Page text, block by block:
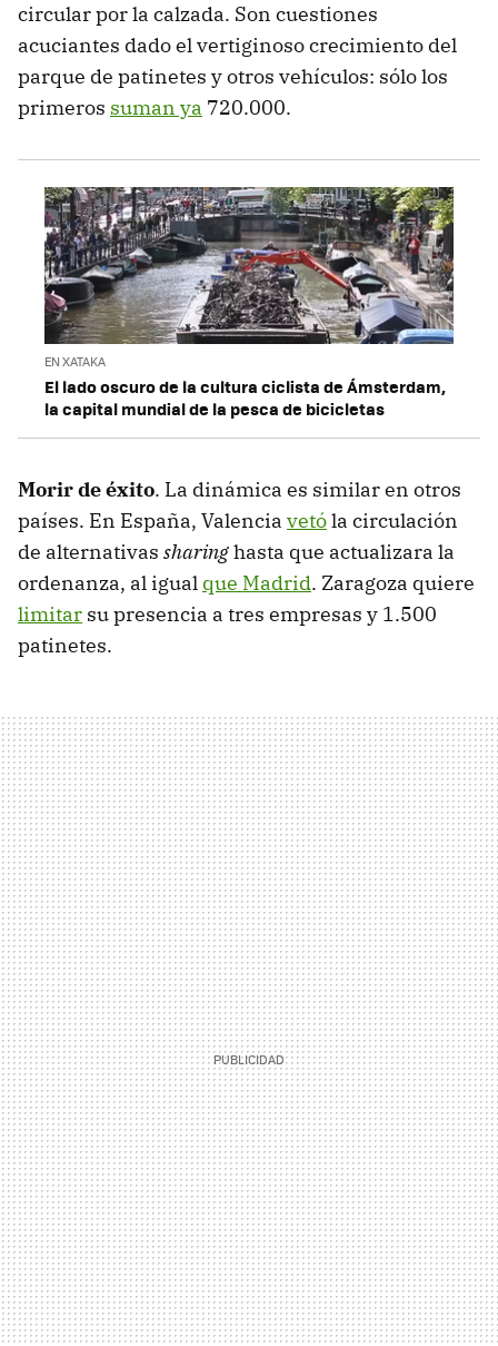
circular por la calzada. Son cuestiones
acuciantes dado el vertiginoso crecimiento del
parque de patinetes y otros vehículos: sólo los
primeros suman ya 720.000.
EN XATAKA
El lado oscuro de la cultura ciclista de Ámsterdam,
la capital mundial de la pesca de bicicletas
Morir de éxito. La dinámica es similar en otros
países. En España, Valencia vetóla circulación
de alternativas sharinghasta que actualizara la
ordenanza, al igual que Madrid. Zaragoza quiere
limitar su presencia a tres empresas y 1.500
patinetes.